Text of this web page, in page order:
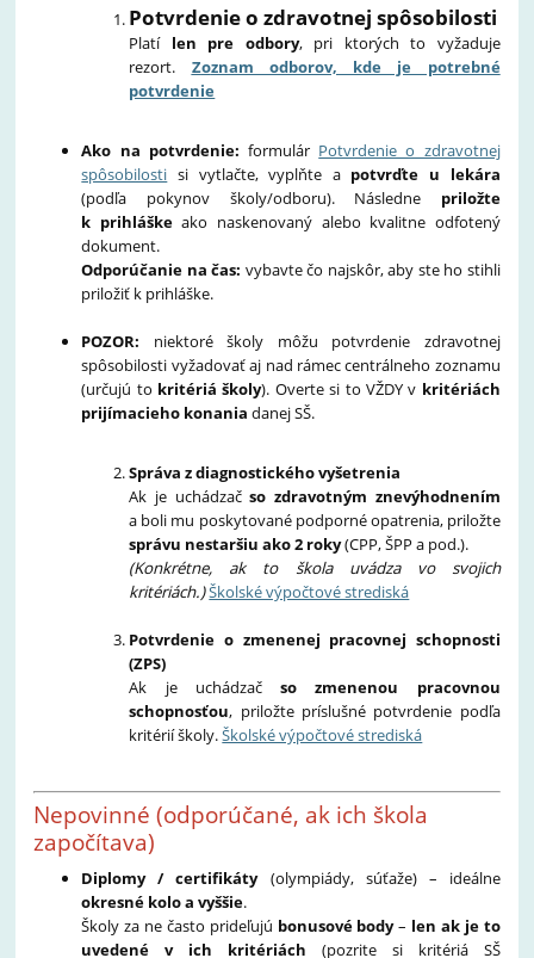
Potvrdenie o zdravotnej spôsobilosti
Platí len pre odbory, pri ktorých to vyžaduje
rezort. Zoznam odborov, kde je potrebné
potvrdenie
Ako na potvrdenie: formulár Potvrdenie o zdravotnej
spôsobilosti si vytlačte, vyplňte a potvrďte u lekára
(podľa pokynov školy/odboru). Následne priložte
k prihláškeako naskenovaný alebo kvalitne odfotený
dokument.
Odporúčanie na čas: vybavte čo najskôr, aby ste ho stihli
priložiť k prihláške.
POZOR: niektoré školy môžu potvrdenie zdravotnej
spôsobilosti vyžadovať aj nad rámec centrálneho zoznamu
(určujú to kritériá školy). Overte si to VŽDY v kritériách
prijímacieho konania danej SŠ.
Správa z diagnostického vyšetrenia
Ak je uchádzačso zdravotným znevýhodnením
a boli mu poskytované podporné opatrenia, priložte
správu ne­staršiu ako 2 roky(CPP, ŠPP a pod.).
(Konkrétne, ak to škola uvádza vo svojich
kritériách.)Školské výpočtové strediská
Potvrdenie o zmenenej pracovnej schopnosti
(ZPS)
Ak je uchádzačso zmenenou pracovnou
schopnosťou, priložte príslušné potvrdenie podľa
kritérií školy.Školské výpočtové strediská
Nepovinné (odporúčané, ak ich škola
započítava)
Diplomy / certifikáty(olympiády, súťaže) – ideálne
okresné kolo a vyššie.
Školy za ne často prideľujú bonusové body– len ak je to
uvedené v ich kritériách (pozrite si kritériá SŠ